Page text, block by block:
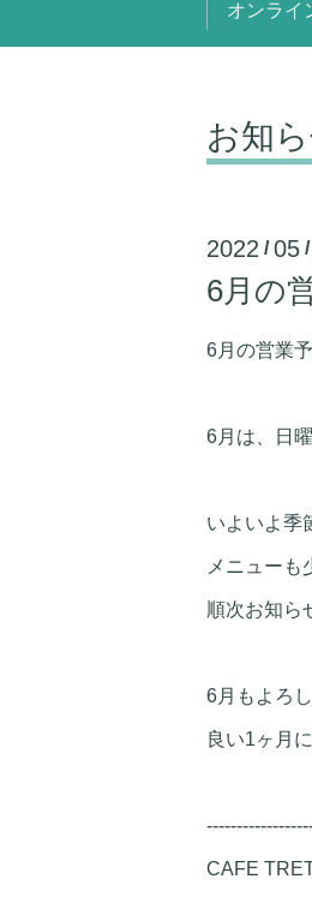
オンライ
お知
2022 /05 /
6月の
6月の営業
6月は、日
いよいよ季
メニューも
順次お知ら
6月もよろ
良い1ヶ月
CAFE